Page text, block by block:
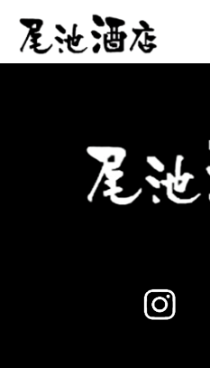
秋田 雪の茅舎 純米 720ml
1,705円